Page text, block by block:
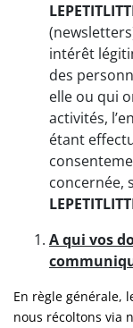
intérêt
des
elle ou qui
activités,
étant
concernée,
A qui vos
En règle générale,
nous récoltons via